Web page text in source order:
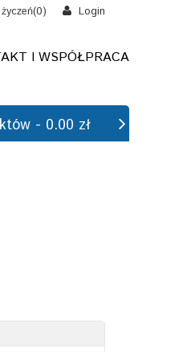
Login
0)
I WSPÓŁPRACA
- 0.00 zł